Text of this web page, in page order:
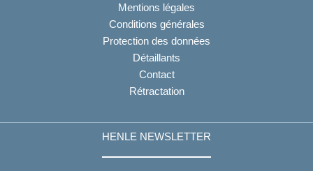
Mentions légales
Conditions générales
Protection des données
Détaillants
Contact
Rétractation
HENLE NEWSLETTER